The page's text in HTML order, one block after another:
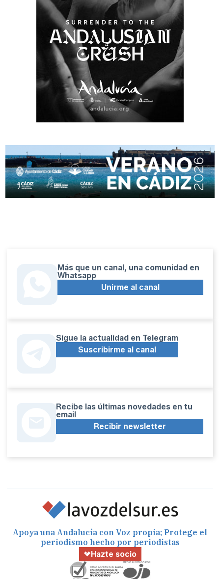
Más que un canal, una comunidad en
Whatsapp
Unirme al canal
Sígue la actualidad en Telegram
Suscribirme al canal
Recibe las últimas novedades en tu
email
Recibir newsletter
Apoya una Andalucía con Voz propia; Protege el
periodismo hecho por periodistas
Hazte socio